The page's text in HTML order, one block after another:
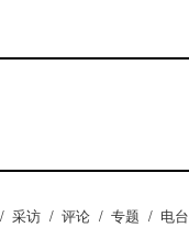
/ 采访 / 评论 / 专题 / 电台